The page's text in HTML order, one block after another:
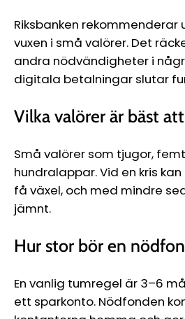
Riksbanken rekommenderar
vuxen i små valörer. Det
andra nödvändigheter i
digitala betalningar slutar
Vilka valörer är bäst
Små valörer som tjugor,
hundralappar. Vid en kris
få växel, och med mindre
jämnt.
Hur stor bör en
En vanlig tumregel är 3–6
ett sparkonto. Nödfonden